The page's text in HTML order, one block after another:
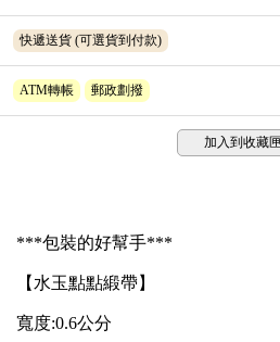
快遞送貨 (可選貨到付款)
ATM轉帳 郵政劃撥
加入到收藏匣
***包裝的好幫手***
【水玉點點緞帶】
寬度:0.6公分